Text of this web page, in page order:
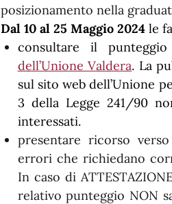
posizionamento nella
Dal 10 al 25 Maggio 2024le
consultare il
dell’Unione Valdera. La
sul sito web dell’Unione
3 della Legge 241/90
interessati.
presentare ricorso
errori che richiedano
In caso di
relativo punteggio NON